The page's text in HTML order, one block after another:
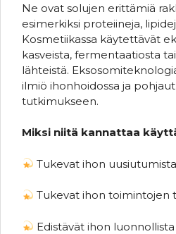
Ne ovat solujen erittämiä
esimerkiksi proteiineja,
Kosmetiikassa käytettävät
kasveista, fermentaatiosta
lähteistä.
ilmiö ihonhoidossa ja
tutkimukseen.
Miksi niitä kannattaa
Tukevat ihon
Tukevat ihon toimintojen
Edistävät ihon